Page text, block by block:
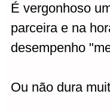
É vergonhoso
parceira e na
desempenho
Ou não dura